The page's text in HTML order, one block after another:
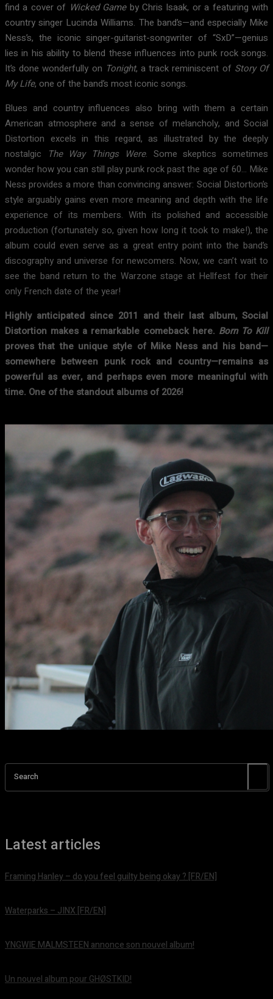
find a cover of Wicked Gameby Chris Isaak, or a featuring with
country singer Lucinda Williams. The band’s—and especially Mike
Ness’s, the iconic singer-guitarist-songwriter of “SxD”—genius
lies in his ability to blend these influences into punk rock songs.
It’s done wonderfully on Tonight, a track reminiscent of Story Of
My Life, one of the band’s most iconic songs.
Blues and country influences also bring with them a certain
American atmosphere and a sense of melancholy, and Social
Distortion excels in this regard, as illustrated by the deeply
nostalgic
The Way Things Were. Some skeptics sometimes
wonder how you can still play punk rock past the age of 60… Mike
Ness provides a more than convincing answer: Social Distortion’s
style arguably gains even more meaning and depth with the life
experience of its members. With its polished and accessible
production (fortunately so, given how long it took to make!), the
album could even serve as a great entry point into the band’s
discography and universe for newcomers. Now, we can’t wait to
see the band return to the Warzone stage at Hellfest for their
only French date of the year!
Highly anticipated since 2011 and their last album, Social
Distortion makes a remarkable comeback here. Born To Kill
proves that the unique style of Mike Ness and his band—
somewhere between punk rock and country—remains as
powerful as ever, and perhaps even more meaningful with
time. One of the standout albums of 2026!
Search
Latest articles
Framing Hanley – do you feel guilty being okay ? [FR/EN]
Waterparks – JINX [FR/EN]
YNGWIE MALMSTEEN annonce son nouvel album!
Un nouvel album pour GHØSTKID!